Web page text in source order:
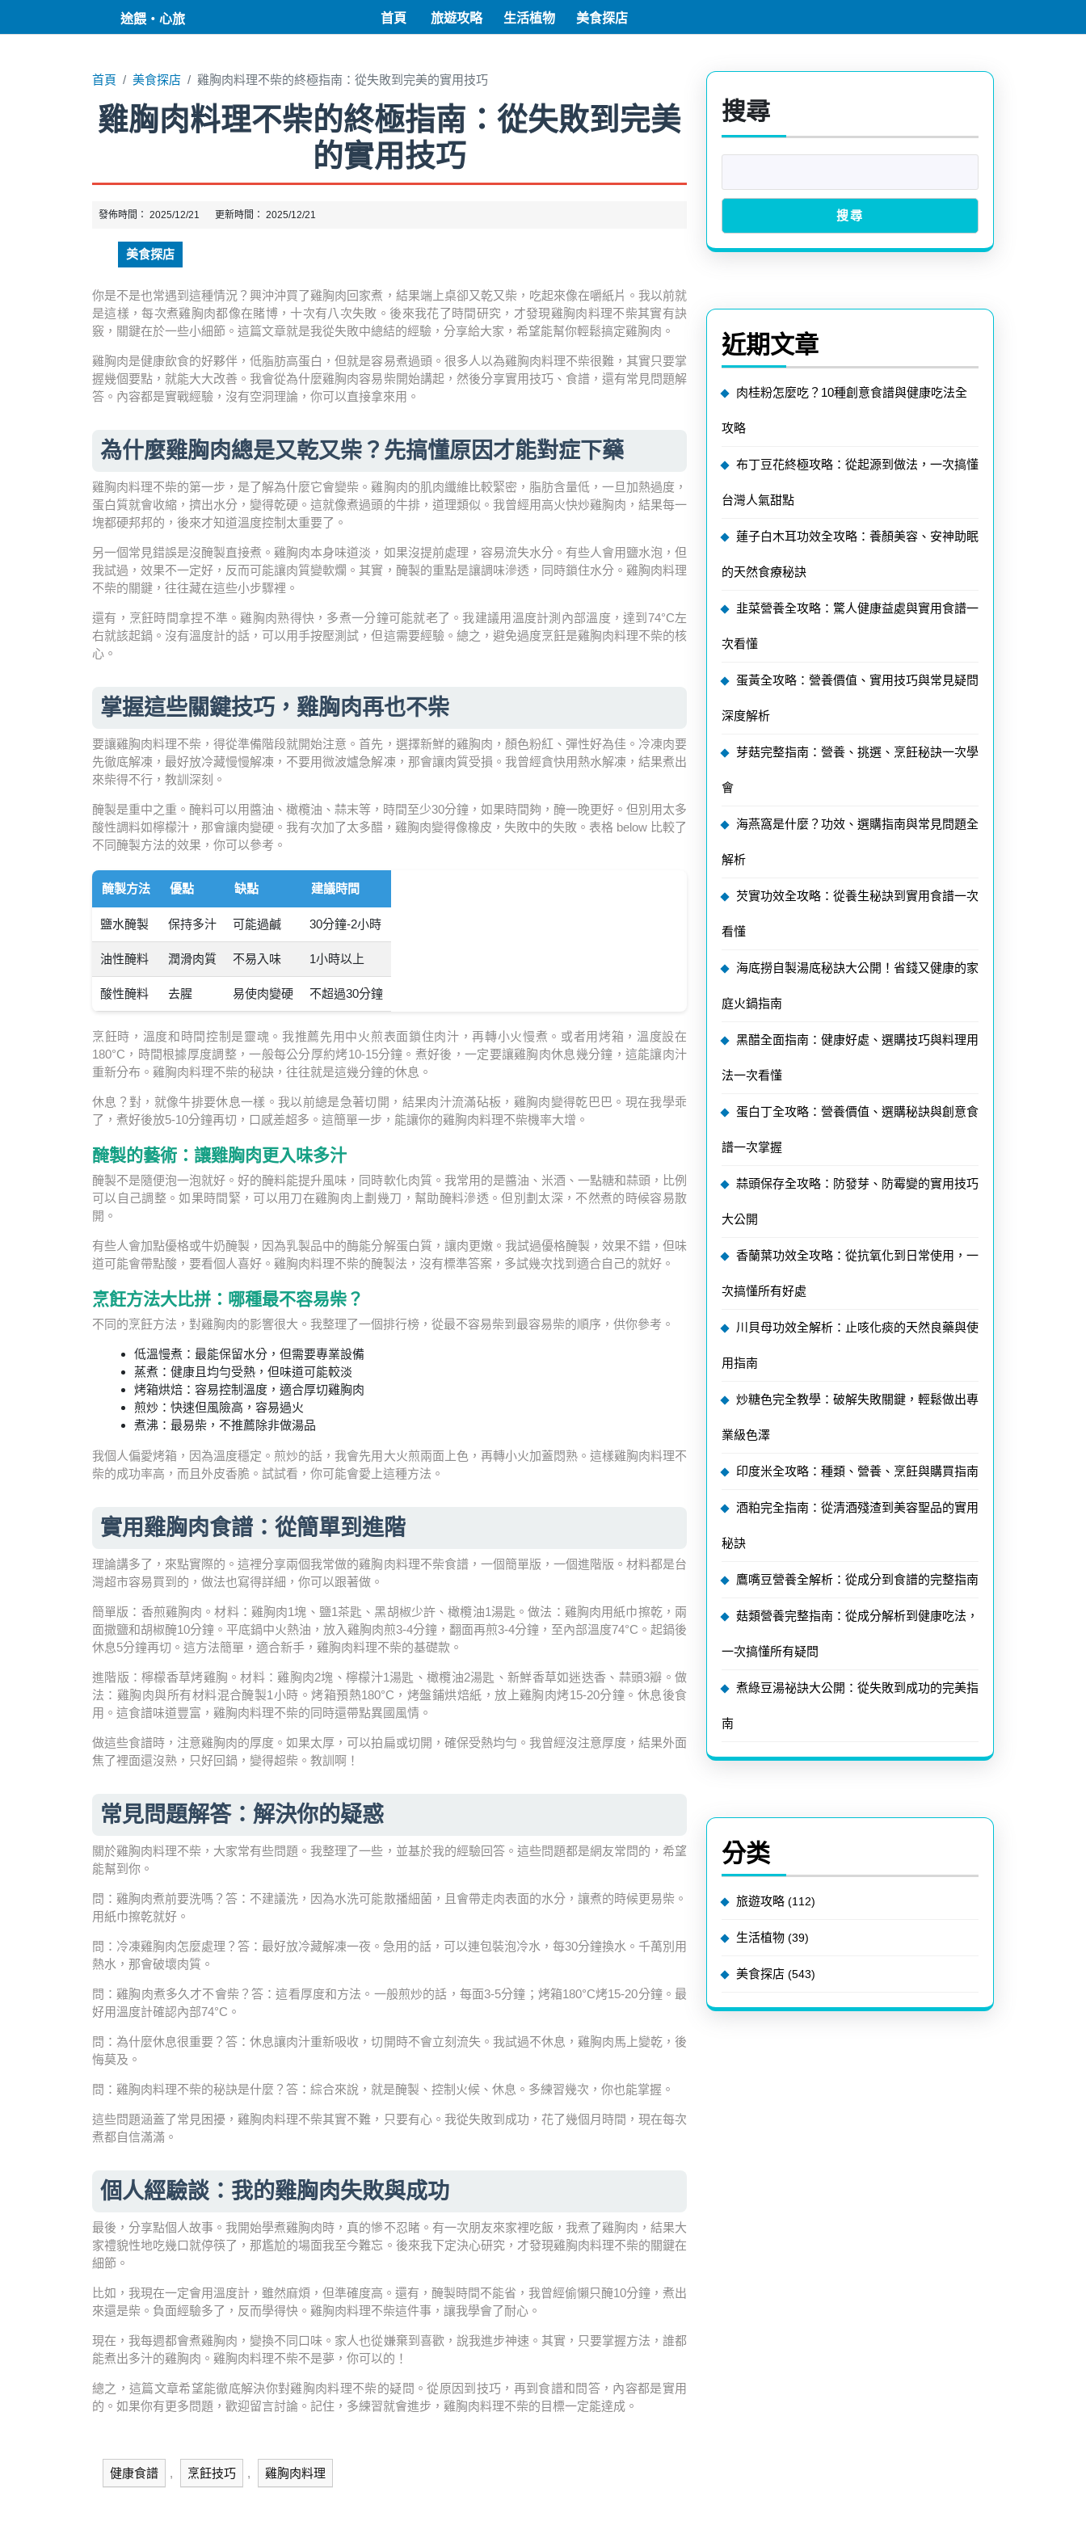
途餵・心旅 首頁 旅遊攻略 生活植物 美食探店
首頁 美食探店 雞胸肉料理不柴的終極指南：從失敗到完美的實用技巧
雞胸肉料理不柴的終極指南：從失敗到完美
的實用技巧
發佈時間： 2025/12/21 更新時間： 2025/12/21
美食探店
你是不是也常遇到這種情況？興沖沖買了雞胸肉回家煮，結果端上桌卻又乾又柴，吃起來像在嚼紙片。我以前就
是這樣，每次煮雞胸肉都像在賭博，十次有八次失敗。後來我花了時間研究，才發現雞胸肉料理不柴其實有訣
竅，關鍵在於一些小細節。這篇文章就是我從失敗中總結的經驗，分享給大家，希望能幫你輕鬆搞定雞胸肉。
雞胸肉是健康飲食的好夥伴，低脂肪高蛋白，但就是容易煮過頭。很多人以為雞胸肉料理不柴很難，其實只要掌
握幾個要點，就能大大改善。我會從為什麼雞胸肉容易柴開始講起，然後分享實用技巧、食譜，還有常見問題解
答。內容都是實戰經驗，沒有空洞理論，你可以直接拿來用。
為什麼雞胸肉總是又乾又柴？先搞懂原因才能對症下藥
雞胸肉料理不柴的第一步，是了解為什麼它會變柴。雞胸肉的肌肉纖維比較緊密，脂肪含量低，一旦加熱過度，
蛋白質就會收縮，擠出水分，變得乾硬。這就像煮過頭的牛排，道理類似。我曾經用高火快炒雞胸肉，結果每一
塊都硬邦邦的，後來才知道溫度控制太重要了。
另一個常見錯誤是沒醃製直接煮。雞胸肉本身味道淡，如果沒提前處理，容易流失水分。有些人會用鹽水泡，但
我試過，效果不一定好，反而可能讓肉質變軟爛。其實，醃製的重點是讓調味滲透，同時鎖住水分。雞胸肉料理
不柴的關鍵，往往藏在這些小步驟裡。
還有，烹飪時間拿捏不準。雞胸肉熟得快，多煮一分鐘可能就老了。我建議用溫度計測內部溫度，達到74°C左
右就該起鍋。沒有溫度計的話，可以用手按壓測試，但這需要經驗。總之，避免過度烹飪是雞胸肉料理不柴的核
心。
掌握這些關鍵技巧，雞胸肉再也不柴
要讓雞胸肉料理不柴，得從準備階段就開始注意。首先，選擇新鮮的雞胸肉，顏色粉紅、彈性好為佳。冷凍肉要
先徹底解凍，最好放冷藏慢慢解凍，不要用微波爐急解凍，那會讓肉質受損。我曾經貪快用熱水解凍，結果煮出
來柴得不行，教訓深刻。
醃製是重中之重。醃料可以用醬油、橄欖油、蒜末等，時間至少30分鐘，如果時間夠，醃一晚更好。但別用太多
酸性調料如檸檬汁，那會讓肉變硬。我有次加了太多醋，雞胸肉變得像橡皮，失敗中的失敗。表格 below 比較了
不同醃製方法的效果，你可以參考。
醃製方法 優點 缺點 建議時間
鹽水醃製 保持多汁 可能過鹹 30分鐘-2小時
油性醃料 潤滑肉質 不易入味 1小時以上
酸性醃料 去腥 易使肉變硬 不超過30分鐘
烹飪時，溫度和時間控制是靈魂。我推薦先用中火煎表面鎖住肉汁，再轉小火慢煮。或者用烤箱，溫度設在
180°C，時間根據厚度調整，一般每公分厚約烤10-15分鐘。煮好後，一定要讓雞胸肉休息幾分鐘，這能讓肉汁
重新分布。雞胸肉料理不柴的秘訣，往往就是這幾分鐘的休息。
休息？對，就像牛排要休息一樣。我以前總是急著切開，結果肉汁流滿砧板，雞胸肉變得乾巴巴。現在我學乖
了，煮好後放5-10分鐘再切，口感差超多。這簡單一步，能讓你的雞胸肉料理不柴機率大增。
醃製的藝術：讓雞胸肉更入味多汁
醃製不是隨便泡一泡就好。好的醃料能提升風味，同時軟化肉質。我常用的是醬油、米酒、一點糖和蒜頭，比例
可以自己調整。如果時間緊，可以用刀在雞胸肉上劃幾刀，幫助醃料滲透。但別劃太深，不然煮的時候容易散
開。
有些人會加點優格或牛奶醃製，因為乳製品中的酶能分解蛋白質，讓肉更嫩。我試過優格醃製，效果不錯，但味
道可能會帶點酸，要看個人喜好。雞胸肉料理不柴的醃製法，沒有標準答案，多試幾次找到適合自己的就好。
烹飪方法大比拼：哪種最不容易柴？
不同的烹飪方法，對雞胸肉的影響很大。我整理了一個排行榜，從最不容易柴到最容易柴的順序，供你參考。
低溫慢煮：最能保留水分，但需要專業設備
蒸煮：健康且均勻受熱，但味道可能較淡
烤箱烘焙：容易控制溫度，適合厚切雞胸肉
煎炒：快速但風險高，容易過火
煮沸：最易柴，不推薦除非做湯品
我個人偏愛烤箱，因為溫度穩定。煎炒的話，我會先用大火煎兩面上色，再轉小火加蓋悶熟。這樣雞胸肉料理不
柴的成功率高，而且外皮香脆。試試看，你可能會愛上這種方法。
實用雞胸肉食譜：從簡單到進階
理論講多了，來點實際的。這裡分享兩個我常做的雞胸肉料理不柴食譜，一個簡單版，一個進階版。材料都是台
灣超市容易買到的，做法也寫得詳細，你可以跟著做。
簡單版：香煎雞胸肉。材料：雞胸肉1塊、鹽1茶匙、黑胡椒少許、橄欖油1湯匙。做法：雞胸肉用紙巾擦乾，兩
面撒鹽和胡椒醃10分鐘。平底鍋中火熱油，放入雞胸肉煎3-4分鐘，翻面再煎3-4分鐘，至內部溫度74°C。起鍋後
休息5分鐘再切。這方法簡單，適合新手，雞胸肉料理不柴的基礎款。
進階版：檸檬香草烤雞胸。材料：雞胸肉2塊、檸檬汁1湯匙、橄欖油2湯匙、新鮮香草如迷迭香、蒜頭3瓣。做
法：雞胸肉與所有材料混合醃製1小時。烤箱預熱180°C，烤盤鋪烘焙紙，放上雞胸肉烤15-20分鐘。休息後食
用。這食譜味道豐富，雞胸肉料理不柴的同時還帶點異國風情。
做這些食譜時，注意雞胸肉的厚度。如果太厚，可以拍扁或切開，確保受熱均勻。我曾經沒注意厚度，結果外面
焦了裡面還沒熟，只好回鍋，變得超柴。教訓啊！
常見問題解答：解決你的疑惑
關於雞胸肉料理不柴，大家常有些問題。我整理了一些，並基於我的經驗回答。這些問題都是網友常問的，希望
能幫到你。
問：雞胸肉煮前要洗嗎？答：不建議洗，因為水洗可能散播細菌，且會帶走肉表面的水分，讓煮的時候更易柴。
用紙巾擦乾就好。
問：冷凍雞胸肉怎麼處理？答：最好放冷藏解凍一夜。急用的話，可以連包裝泡冷水，每30分鐘換水。千萬別用
熱水，那會破壞肉質。
問：雞胸肉煮多久才不會柴？答：這看厚度和方法。一般煎炒的話，每面3-5分鐘；烤箱180°C烤15-20分鐘。最
好用溫度計確認內部74°C。
問：為什麼休息很重要？答：休息讓肉汁重新吸收，切開時不會立刻流失。我試過不休息，雞胸肉馬上變乾，後
悔莫及。
問：雞胸肉料理不柴的秘訣是什麼？答：綜合來說，就是醃製、控制火候、休息。多練習幾次，你也能掌握。
這些問題涵蓋了常見困擾，雞胸肉料理不柴其實不難，只要有心。我從失敗到成功，花了幾個月時間，現在每次
煮都自信滿滿。
個人經驗談：我的雞胸肉失敗與成功
最後，分享點個人故事。我開始學煮雞胸肉時，真的慘不忍睹。有一次朋友來家裡吃飯，我煮了雞胸肉，結果大
家禮貌性地吃幾口就停筷了，那尷尬的場面我至今難忘。後來我下定決心研究，才發現雞胸肉料理不柴的關鍵在
細節。
比如，我現在一定會用溫度計，雖然麻煩，但準確度高。還有，醃製時間不能省，我曾經偷懶只醃10分鐘，煮出
來還是柴。負面經驗多了，反而學得快。雞胸肉料理不柴這件事，讓我學會了耐心。
現在，我每週都會煮雞胸肉，變換不同口味。家人也從嫌棄到喜歡，說我進步神速。其實，只要掌握方法，誰都
能煮出多汁的雞胸肉。雞胸肉料理不柴不是夢，你可以的！
總之，這篇文章希望能徹底解決你對雞胸肉料理不柴的疑問。從原因到技巧，再到食譜和問答，內容都是實用
的。如果你有更多問題，歡迎留言討論。記住，多練習就會進步，雞胸肉料理不柴的目標一定能達成。
健康食譜 , 烹飪技巧 , 雞胸肉料理
搜尋
搜尋
近期文章
肉桂粉怎麼吃？10種創意食譜與健康吃法全
攻略
布丁豆花終極攻略：從起源到做法，一次搞懂
台灣人氣甜點
蓮子白木耳功效全攻略：養顏美容、安神助眠
的天然食療秘訣
韭菜營養全攻略：驚人健康益處與實用食譜一
次看懂
蛋黃全攻略：營養價值、實用技巧與常見疑問
深度解析
芽菇完整指南：營養、挑選、烹飪秘訣一次學
會
海燕窩是什麼？功效、選購指南與常見問題全
解析
芡實功效全攻略：從養生秘訣到實用食譜一次
看懂
海底撈自製湯底秘訣大公開！省錢又健康的家
庭火鍋指南
黑醋全面指南：健康好處、選購技巧與料理用
法一次看懂
蛋白丁全攻略：營養價值、選購秘訣與創意食
譜一次掌握
蒜頭保存全攻略：防發芽、防霉變的實用技巧
大公開
香蘭葉功效全攻略：從抗氧化到日常使用，一
次搞懂所有好處
川貝母功效全解析：止咳化痰的天然良藥與使
用指南
炒糖色完全教學：破解失敗關鍵，輕鬆做出專
業級色澤
印度米全攻略：種類、營養、烹飪與購買指南
酒粕完全指南：從清酒殘渣到美容聖品的實用
秘訣
鷹嘴豆營養全解析：從成分到食譜的完整指南
菇類營養完整指南：從成分解析到健康吃法，
一次搞懂所有疑問
煮綠豆湯祕訣大公開：從失敗到成功的完美指
南
分类
旅遊攻略 (112)
生活植物 (39)
美食探店 (543)